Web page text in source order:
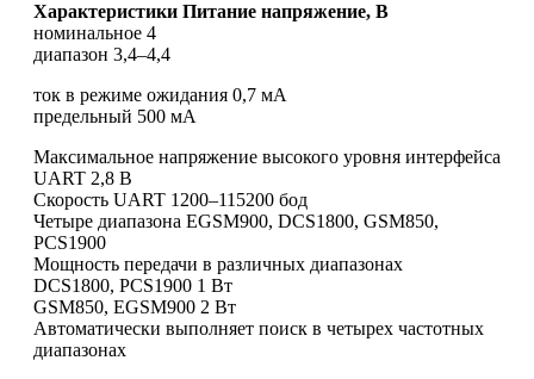
Характеристики Питание напряжение, В
номинальное 4
диапазон 3,4–4,4
ток в режиме ожидания 0,7 мА
предельный 500 мА
Максимальное напряжение высокого уровня интерфейса
UART 2,8 В
Скорость UART 1200–115200 бод
Четыре диапазона EGSM900, DCS1800, GSM850,
PCS1900
Мощность передачи в различных диапазонах
DCS1800, PCS1900 1 Вт
GSM850, EGSM900 2 Вт
Автоматически выполняет поиск в четырех частотных
диапазонах